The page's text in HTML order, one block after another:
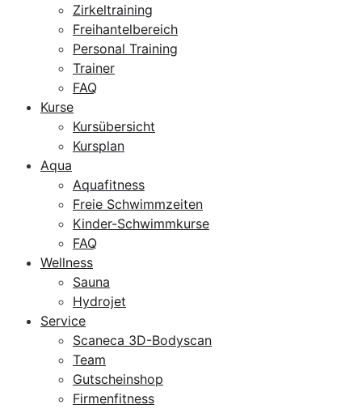
Zirkeltraining
Freihantelbereich
Personal Training
Trainer
FAQ
Kurse
Kursübersicht
Kursplan
Aqua
Aquafitness
Freie Schwimmzeiten
Kinder-Schwimmkurse
FAQ
Wellness
Sauna
Hydrojet
Service
Scaneca 3D-Bodyscan
Team
Gutscheinshop
Firmenfitness